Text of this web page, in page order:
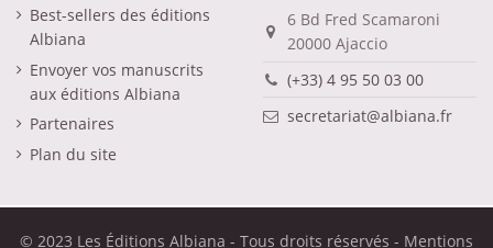
Best-sellers des éditions
Albiana
Envoyer vos manuscrits
aux éditions Albiana
Partenaires
Plan du site
6 Bd Fred Scamaroni
20000 Ajaccio
(+33) 4 95 50 03 00
secretariat@albiana.fr
© 2023 Les Éditions Albiana - Tous droits réservés - Mentions